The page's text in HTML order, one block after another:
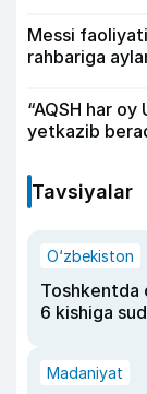
Messi
rahbariga
“AQSH har
yetkazib
Tavsiyalar
O‘zbekiston
Toshkentda
6 kishiga
Madaniyat